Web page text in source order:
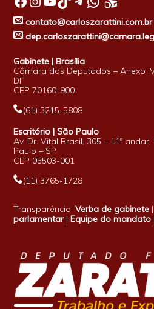
contato@carloszarattini.com.br
Gabinete | Brasília
Câmara dos Deputados – Anexo
DF
CEP 70160-900
(61) 3215-5808
Escritório | São Paulo
Av. Dr. Vital Brasil, 305 – 11º
Paulo – SP
CEP 05503-001
(11) 3765-1728
Transparência:Verba de gabinete
parlamentar|Equipe do mandato